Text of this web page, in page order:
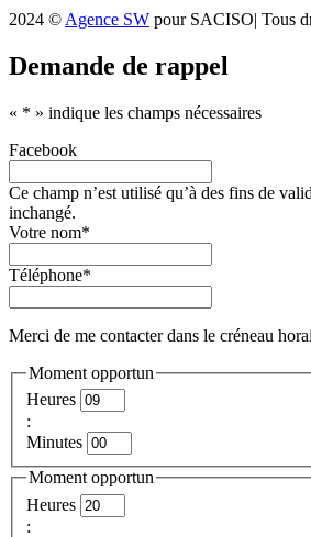
2024 © Agence SW pour SACISO| Tous
Demande de rappel
« * » indique les champs nécessaires
Facebook
Ce champ n’est utilisé qu’à des fins de
inchangé.
Votre nom*
Téléphone*
Merci de me contacter dans le créneau
Moment opportun
Heures
:
Minutes
Moment opportun
Heures
: